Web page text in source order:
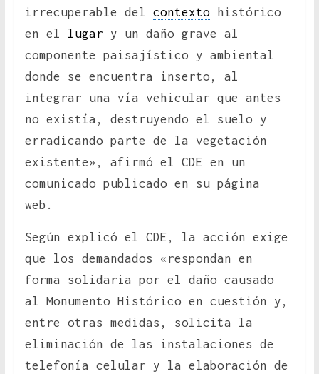
irrecuperable del contextohistórico
en el lugar y un daño grave al
componente paisajístico y ambiental
donde se encuentra inserto, al
integrar una vía vehicular que antes
no existía, destruyendo el suelo y
erradicando parte de la vegetación
existente», afirmó el CDE en un
comunicado publicado en su página
web.
Según explicó el CDE, la acción exige
que los demandados «respondan en
forma solidaria por el daño causado
al Monumento Histórico en cuestión y,
entre otras medidas, solicita la
eliminación de las instalaciones de
telefonía celular y la elaboración de